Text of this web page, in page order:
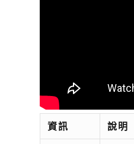
資訊 說明